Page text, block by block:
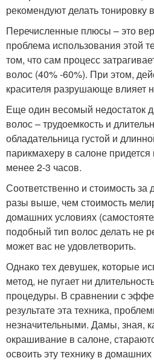
рекомендуют делать тонировку
Перечисленные плюсы – это
проблема использования этой
том, что сам процесс
волос (40% -60%). При этом,
красителя разрушающе влияет
Еще один весомый недостаток
волос – трудоемкость и
обладательница густой и
парикмахеру в салоне придется
менее 2-3 часов.
Соответственно и стоимость
разы выше, чем стоимость
домашних условиях
подобный тип волос делать не
может вас не удовлетворить.
Однако тех девушек, которые
метод, не пугает ни
процедуры. В сравнении с
результате эта техника,
незначительными. Дамы, зная,
окрашивание в салоне,
освоить эту технику в